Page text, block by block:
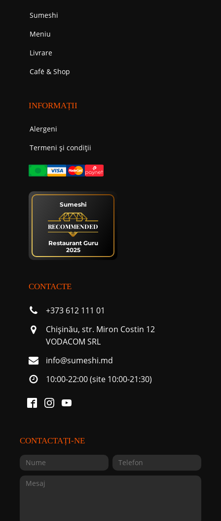
Sumeshi
Meniu
Livrare
Cafе́ & Shop
INFORMAȚII
Alergeni
Termeni și condiții
Sumeshi
RECOMMENDED
Restaurant Guru
2025
CONTACTE
+373 612 111 01
Chişinău, str. Miron Costin 12
VODACOM SRL
info@sumeshi.md
10:00-22:00 (site 10:00-21:30)
CONTACTAȚI-NE